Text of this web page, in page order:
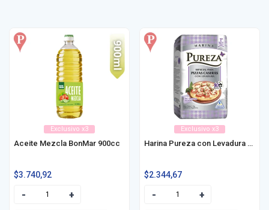
Exclusivo x3
Aceite Mezcla BonMar 900cc
$3.740,92
Exclusivo x3
Harina Pureza con Levadura Pizzas Caseras
$2.344,67